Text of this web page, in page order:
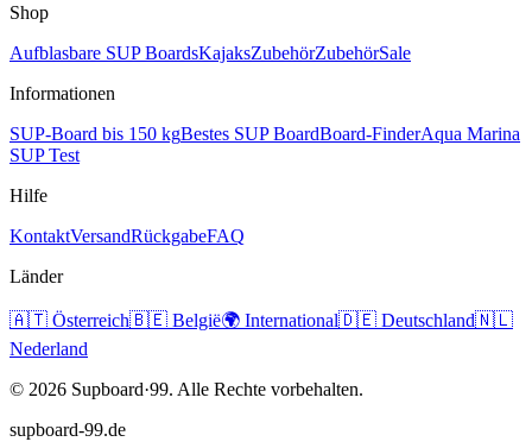
Shop
Aufblasbare SUP BoardsKajaksZubehörZubehörSale
Informationen
SUP-Board bis 150 kgBestes SUP BoardBoard-FinderAqua Marina
SUP Test
Hilfe
KontaktVersandRückgabeFAQ
Länder
🇦🇹 Österreich🇧🇪 België🌍 International🇩🇪 Deutschland🇳🇱
Nederland
© 2026 Supboard·99. Alle Rechte vorbehalten.
supboard-99.de